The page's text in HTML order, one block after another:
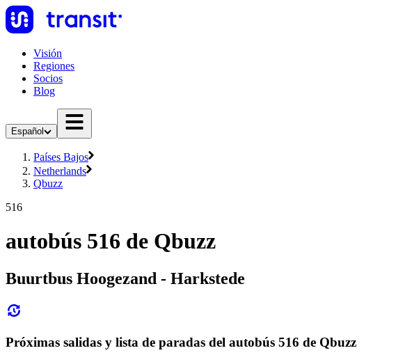
Visión
Regiones
Socios
Blog
Español
Países Bajos
Netherlands
Qbuzz
516
autobús 516 de Qbuzz
Buurtbus Hoogezand - Harkstede
Próximas salidas y lista de paradas del autobús 516 de Qbuzz